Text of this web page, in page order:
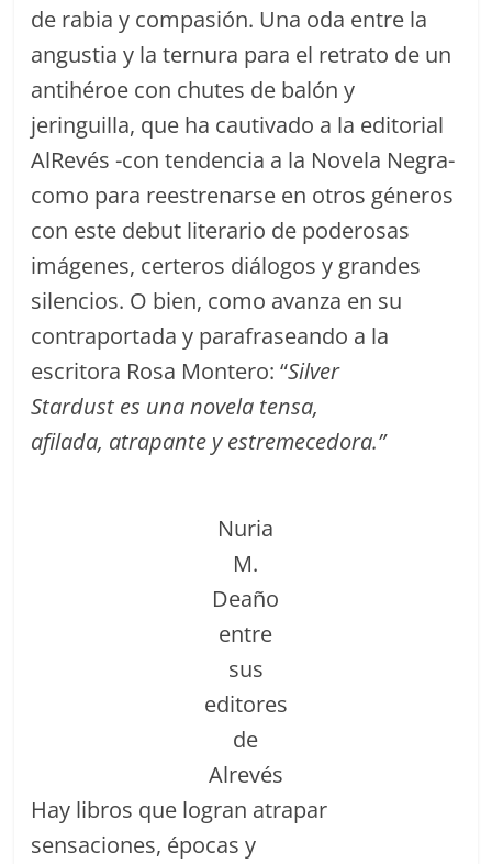
de rabia y compasión. Una oda entre la
angustia y la ternura para el retrato de un
antihéroe con chutes de balón y
jeringuilla, que ha cautivado a la editorial
AlRevés -con tendencia a la Novela Negra-
como para reestrenarse en otros géneros
con este debut literario de poderosas
imágenes, certeros diálogos y grandes
silencios. O bien, como avanza en su
contraportada y parafraseando a la
escritora Rosa Montero: “Silver
Stardust es una novela tensa,
afilada, atrapante y estremecedora.”
Nuria
M.
Deaño
entre
sus
editores
de
Alrevés
Hay libros que logran atrapar
sensaciones, épocas y